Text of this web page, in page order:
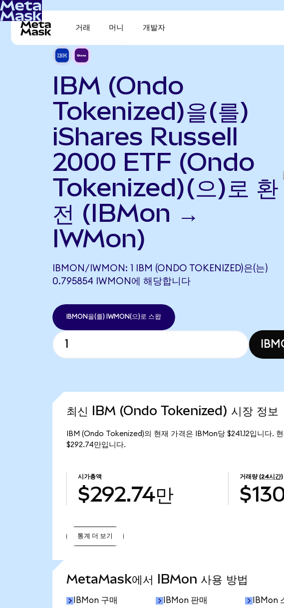
거래 머니 개발자
IBM (Ondo
Tokenized)을(를)
iShares Russell
2000 ETF (Ondo
Tokenized)(으)로 환
전 (IBMon →
IWMon)
IBMON/IWMON: 1 IBM (ONDO TOKENIZED)은(는)
0.795854 IWMON에 해당합니다
IBMON을(를) IWMON(으)로 스왑
최신 IBM (Ondo Tokenized) 시장 정보
IBM (Ondo Tokenized)의 현재 가격은 IBMon당 $241.12입니다.
$292.74만입니다.
시가총액
$292.74만
거래량 (24시간)
통계 더 보기
MetaMask에서 IBMon 사용 방법
IBMon 구매 IBMon 판매 IBMon